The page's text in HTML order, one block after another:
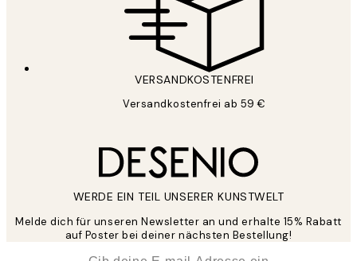
VERSANDKOSTENFREI
Versandkostenfrei ab 59 €
WERDE EIN TEIL UNSERER KUNSTWELT
Melde dich für unseren Newsletter an und erhalte 15% Rabatt
auf Poster bei deiner nächsten Bestellung!